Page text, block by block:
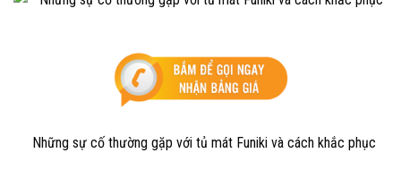
Những sự cố thường gặp với tủ mát Funiki và cách khắc phục